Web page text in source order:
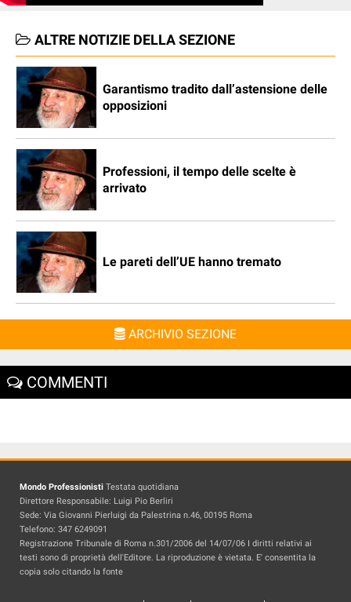
ALTRE NOTIZIE DELLA SEZIONE
Garantismo tradito dall’astensione delle
opposizioni
Professioni, il tempo delle scelte è
arrivato
Le pareti dell’UE hanno tremato
ARCHIVIO SEZIONE
COMMENTI
Mondo Professionisti Testata quotidiana
Direttore Responsabile: Luigi Pio Berliri
Sede: Via Giovanni Pierluigi da Palestrina n.46, 00195 Roma
Telefono: 347 6249091
Registrazione Tribunale di Roma n.301/2006 del 14/07/06 I diritti relativi ai
testi sono di proprietà dell'Editore. La riproduzione è vietata. E' consentita la
copia solo citando la fonte